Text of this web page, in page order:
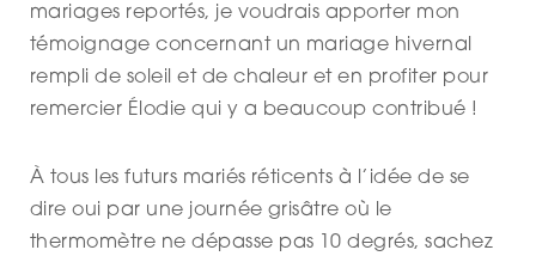
mariages reportés, je voudrais apporter mon
témoignage concernant un mariage hivernal
rempli de soleil et de chaleur et en profiter pour
remercier Élodie qui y a beaucoup contribué !
À tous les futurs mariés réticents à l’idée de se
dire oui par une journée grisâtre où le
thermomètre ne dépasse pas 10 degrés, sachez